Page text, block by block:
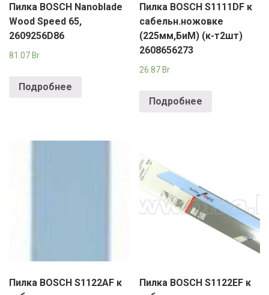
Пилка BOSCH Nanoblade
Wood Speed 65,
2609256D86
81.07 Br
Подробнее
Пилка BOSCH S1111DF к
сабельн.ножовке
(225мм,БиМ) (к-т2шт)
2608656273
26.87 Br
Подробнее
Пилка BOSCH S1122AF к
Пилка BOSCH S1122EF к